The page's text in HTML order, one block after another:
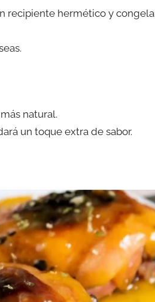
recipiente hermético y
natural.
un toque extra de sabor.